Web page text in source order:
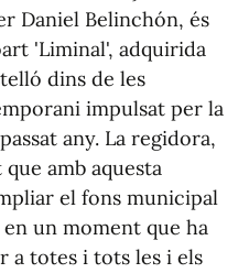
Daniel Belinchón, és
'Liminal', adquirida
dins de les
impulsat per la
any. La regidora,
amb aquesta
el fons municipal
un moment que ha
a totes i tots les i els